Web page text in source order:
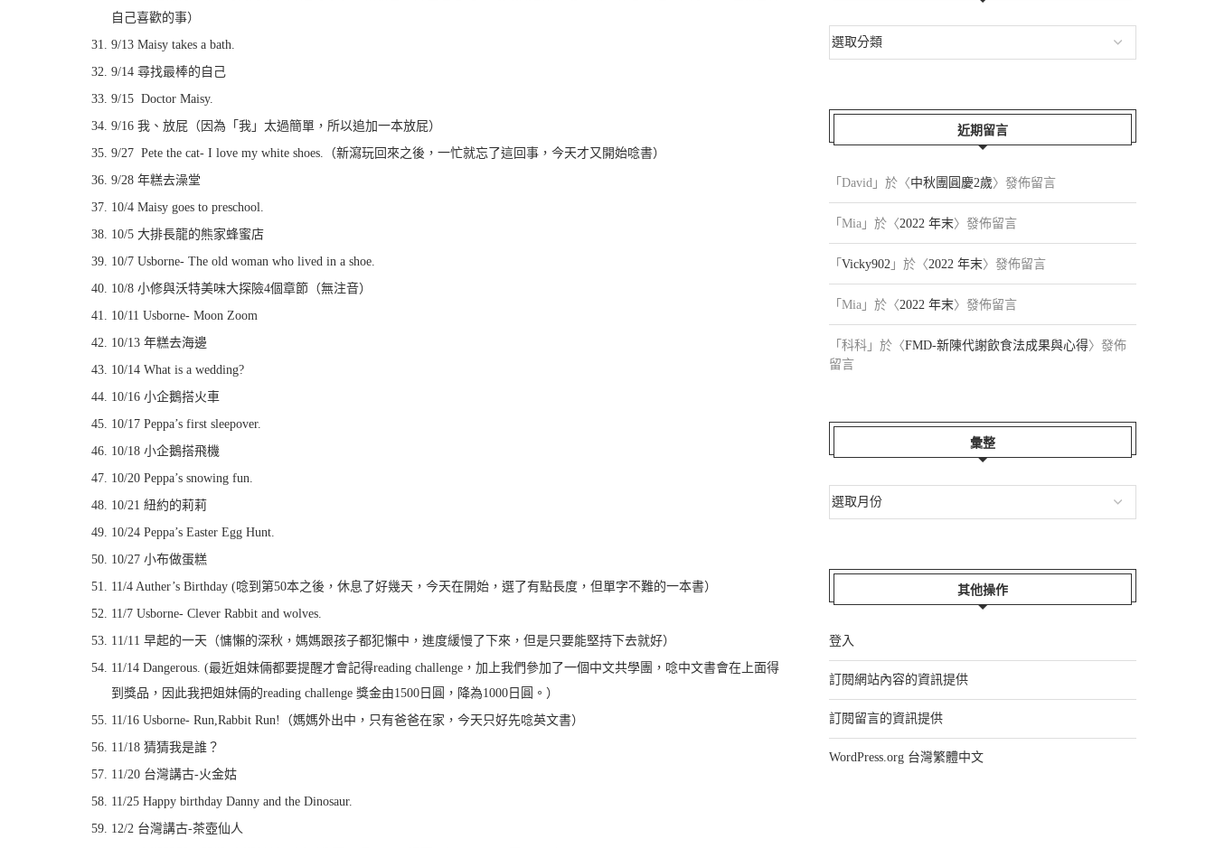
自己喜歡的事）
9/13 Maisy takes a bath.
9/14 尋找最棒的自己
9/15 Doctor Maisy.
9/16 我、放屁（因為「我」太過簡單，所以追加一本放屁）
9/27 Pete the cat- I love my white shoes.（新瀉玩回來之後，一忙就忘了這回事，今天才又開始唸書）
9/28 年糕去澡堂
10/4 Maisy goes to preschool.
10/5 大排長龍的熊家蜂蜜店
10/7 Usborne- The old woman who lived in a shoe.
10/8 小修與沃特美味大探險4個章節（無注音）
10/11 Usborne- Moon Zoom
10/13 年糕去海邊
10/14 What is a wedding?
10/16 小企鵝搭火車
10/17 Peppa’s first sleepover.
10/18 小企鵝搭飛機
10/20 Peppa’s snowing fun.
10/21 紐約的莉莉
10/24 Peppa’s Easter Egg Hunt.
10/27 小布做蛋糕
11/4 Auther’s Birthday (唸到第50本之後，休息了好幾天，今天在開始，選了有點長度，但單字不難的一本書）
11/7 Usborne- Clever Rabbit and wolves.
11/11 早起的一天（慵懶的深秋，媽媽跟孩子都犯懶中，進度緩慢了下來，但是只要能堅持下去就好）
11/14 Dangerous. (最近姐妹倆都要提醒才會記得reading challenge，加上我們參加了一個中文共學團，唸中文書會在上面得
到獎品，因此我把姐妹倆的reading challenge 獎金由1500日圓，降為1000日圓。）
11/16 Usborne- Run,Rabbit Run!（媽媽外出中，只有爸爸在家，今天只好先唸英文書）
11/18 猜猜我是誰？
11/20 台灣講古-火金姑
11/25 Happy birthday Danny and the Dinosaur.
12/2 台灣講古-茶壺仙人
近期留言
「 David 」於〈中秋團圓慶2歲〉發佈留言
「 Mia 」於〈2022 年末〉發佈留言
「 Vicky902 」於〈2022 年末〉發佈留言
「 Mia 」於〈2022 年末〉發佈留言
「 科科 」於〈FMD-新陳代謝飲食法成果與心得〉發佈
留言
彙整
其他操作
登入
訂閱網站內容的資訊提供
訂閱留言的資訊提供
WordPress.org 台灣繁體中文